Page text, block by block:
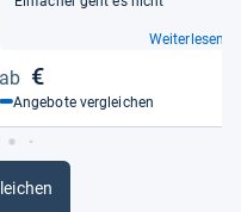
Weiterlesen
€
Angebote vergleichen